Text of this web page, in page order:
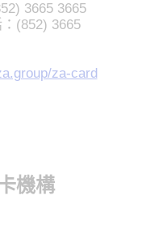
3665 3665
(852) 3665
za-card
機構